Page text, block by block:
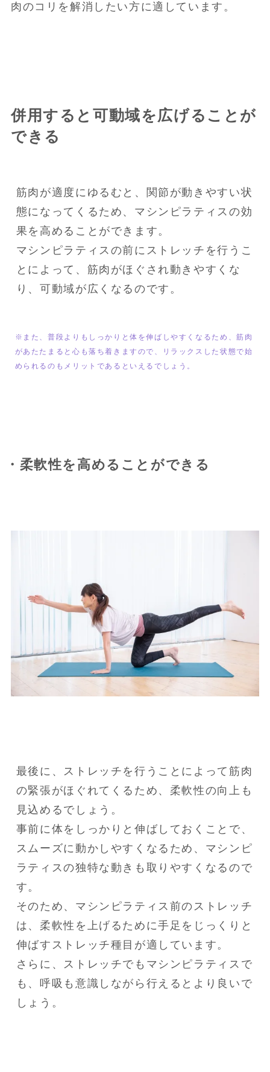
肉のコリを解消したい方に適しています。
併用すると可動域を広げることが
できる
筋肉が適度にゆるむと、関節が動きやすい状
態になってくるため、マシンピラティスの効
果を高めることができます。
マシンピラティスの前にストレッチを行うこ
とによって、筋肉がほぐされ動きやすくな
り、可動域が広くなるのです。
※また、普段よりもしっかりと体を伸ばしやすくなるため、筋肉
があたたまると心も落ち着きますので、リラックスした状態で始
められるのもメリットであるといえるでしょう。
・柔軟性を高めることができる
最後に、ストレッチを行うことによって筋肉
の緊張がほぐれてくるため、柔軟性の向上も
見込めるでしょう。
事前に体をしっかりと伸ばしておくことで、
スムーズに動かしやすくなるため、マシンピ
ラティスの独特な動きも取りやすくなるので
す。
そのため、マシンピラティス前のストレッチ
は、柔軟性を上げるために手足をじっくりと
伸ばすストレッチ種目が適しています。
さらに、ストレッチでもマシンピラティスで
も、呼吸も意識しながら行えるとより良いで
しょう。